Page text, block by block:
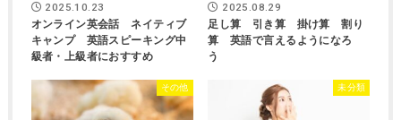
2025.10.23
オンライン英会話 ネイティブ
キャンプ 英語スピーキング中
級者・上級者におすすめ
2025.08.29
足し算 引き算 掛け算 割り
算 英語で言えるようになろ
う
その他 未分類